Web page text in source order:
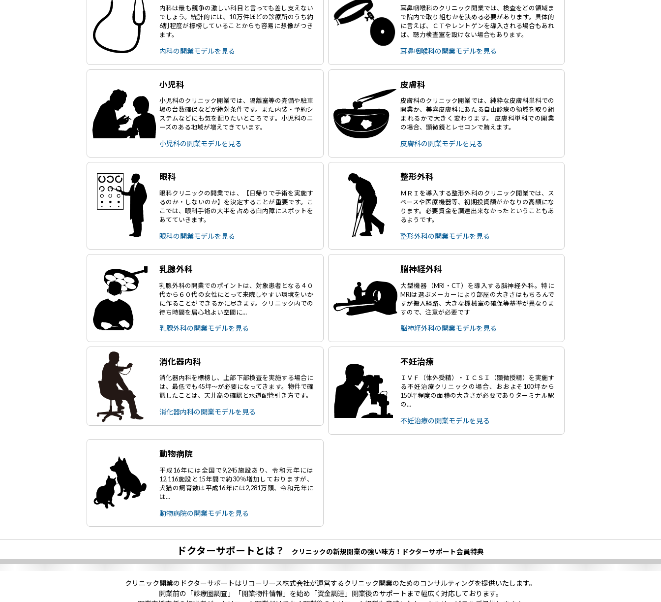
内科は最も競争の激しい科目と言っても差し支えない
でしょう。統計的には、10万件ほどの診療所のうち約
6割程度が標榜していることからも容易に想像がつき
ます。
内科の開業モデルを見る
耳鼻咽喉科のクリニック開業では、検査をどの領域ま
で院内で取り組むかを決める必要があります。具体的
に言えば、ＣＴやレントゲンを導入される場合もあれ
ば、聴力検査室を設けない場合もあります。
耳鼻咽喉科の開業モデルを見る
小児科
小児科のクリニック開業では、隔離室等の完備や駐車
場の台数確保などが絶対条件です。また内装・予約シ
ステムなどにも気を配りたいところです。小児科のニ
ーズのある地域が増えてきています。
小児科の開業モデルを見る
皮膚科
皮膚科のクリニック開業では、純粋な皮膚科単科での
開業か、美容皮膚科にあたる自由診療の領域を取り組
まれるかで大きく変わります。 皮膚科単科での開業
の場合、顕微鏡とレセコンで賄えます。
皮膚科の開業モデルを見る
眼科
眼科クリニックの開業では、【日帰りで手術を実施す
るのか・しないのか】を決定することが重要です。こ
こでは、眼科手術の大半を占める白内障にスポットを
あてていきます。
眼科の開業モデルを見る
整形外科
ＭＲＩを導入する整形外科のクリニック開業では、ス
ペースや医療機器等、初期投資額がかなりの高額にな
ります。必要資金を調達出来なかったということもあ
るようです。
整形外科の開業モデルを見る
乳腺外科
乳腺外科の開業でのポイントは、対象患者となる４０
代から６０代の女性にとって来院しやすい環境をいか
に作ることができるかに尽きます。クリニック内での
待ち時間を居心地よい空間に…
乳腺外科の開業モデルを見る
脳神経外科
大型機器（MRI・CT）を導入する脳神経外科。特に
MRIは選ぶメーカーにより部屋の大きさはもちろんで
すが搬入経路、大きな機械室の確保等基準が異なりま
すので、注意が必要です
脳神経外科の開業モデルを見る
消化器内科
消化器内科を標榜し、上部下部検査を実施する場合に
は、最低でも45坪～が必要になってきます。物件で確
認したことは、天井高の確認と水道配管引き方です。
消化器内科の開業モデルを見る
不妊治療
ＩＶＦ（体外受精）・ＩＣＳＩ（顕微授精）を実施す
る不妊治療クリニックの場合、おおよそ100坪から
150坪程度の面積の大きさが必要でありターミナル駅
の…
不妊治療の開業モデルを見る
動物病院
平成16年には全国で9,245施設あり、令和元年には
12,116施設と15年間で約30％増加しておりますが、
犬猫の飼育数は平成16年には2,281万頭、令和元年に
は…
動物病院の開業モデルを見る
ドクターサポートとは？ クリニックの新規開業の強い味方！ドクターサポート会員特典
クリニック開業のドクターサポートはリコーリース株式会社が運営するクリニック開業のためのコンサルティングを提供いたします。
開業前の「診療圏調査」「開業物件情報」を始め「資金調達」開業後のサポートまで幅広く対応しております。